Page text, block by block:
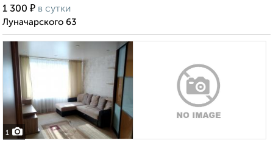
1 300 ₽ в сутки
Луначарского 63
1